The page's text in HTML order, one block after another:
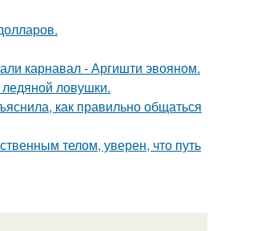
карнавал - Аргишти эвояном.
ледяной ловушки.
как правильно общаться
телом, уверен, что путь